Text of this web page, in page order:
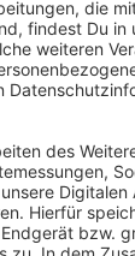
ändert
an Frauen
viele